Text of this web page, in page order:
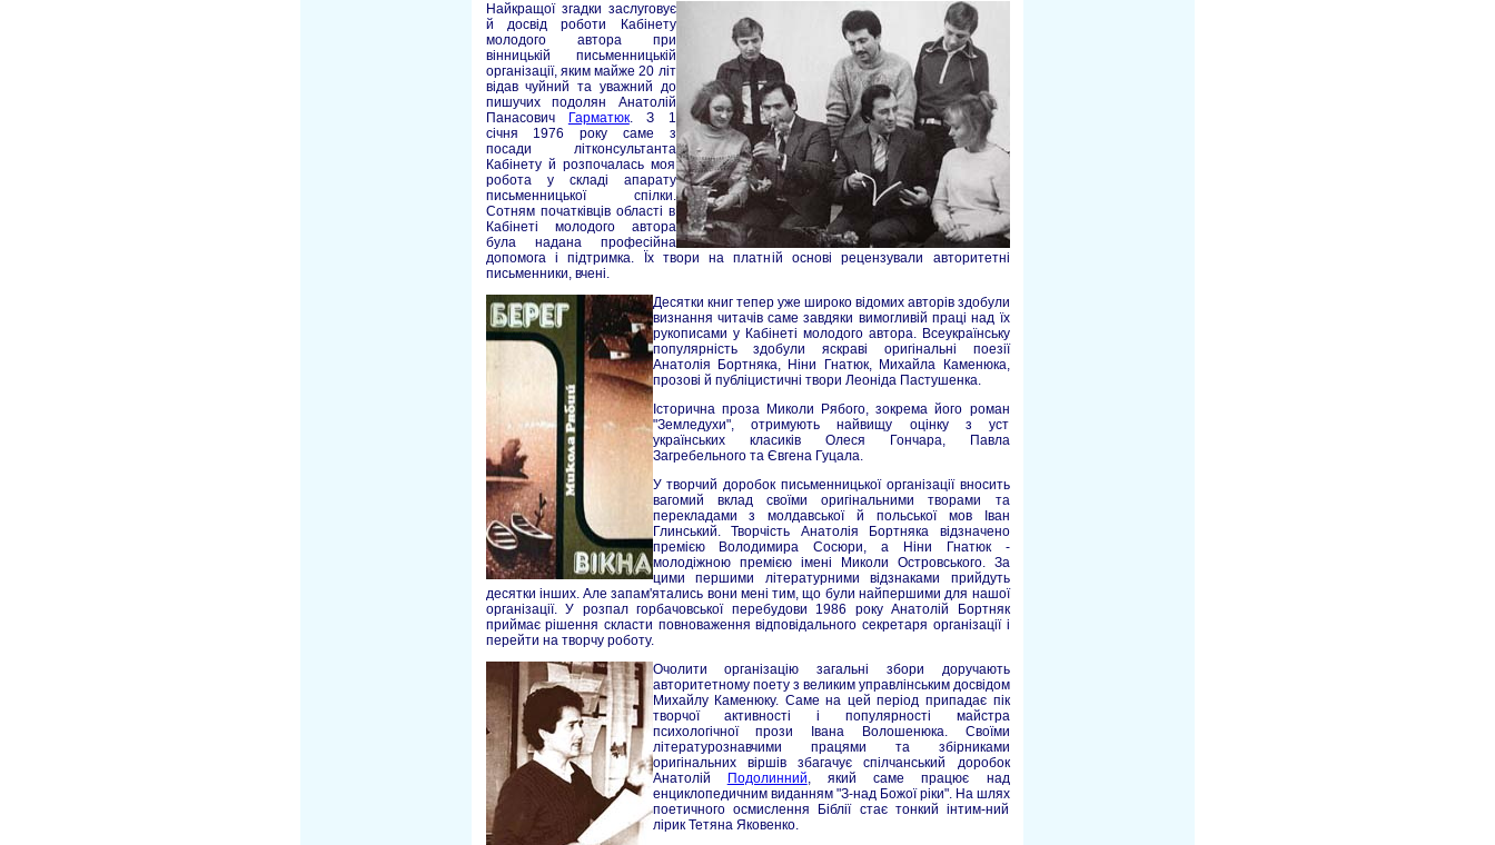
Найкращої згадки заслуговує
й досвід роботи Кабінету
молодого автора при
вінницькій письменницькій
організації, яким майже 20 літ
відав чуйний та уважний до
пишучих подолян Анатолій
Панасович
Гарматюк. З 1
січня 1976 року саме з
посади літконсультанта
Кабінету й розпочалась моя
робота у складі апарату
письменницької спілки.
Сотням початківців області в
Кабінеті молодого автора
була надана професійна
допомога і підтримка. Їх твори на платній основі рецензували авторитетні
письменники, вчені.
Десятки книг тепер уже широко відомих авторів здобули
визнання читачів саме завдяки вимогливій праці над їх
рукописами у Кабінеті молодого автора. Всеукраїнську
популярність здобули яскраві оригінальні поезії
Анатолія Бортняка, Ніни Гнатюк, Михайла Каменюка,
прозові й публіцистичні твори Леоніда Пастушенка.
Історична проза Миколи Рябого, зокрема його роман
"Земледухи", отримують найвищу оцінку з уст
українських класиків Олеся Гончара, Павла
Загребельного та Євгена Гуцала.
У творчий доробок письменницької організації вносить
вагомий вклад своїми оригінальними творами та
перекладами з молдавської й польської мов Іван
Глинський. Творчість Анатолія Бортняка відзначено
премією Володимира Сосюри, а Ніни Гнатюк -
молодіжною премією імені Миколи Островського. За
цими першими літературними відзнаками прийдуть
десятки інших. Але запам'ятались вони мені тим, що були найпершими для нашої
організації. У розпал горбачовської перебудови 1986 року Анатолій Бортняк
приймає рішення скласти повноваження відповідального секретаря організації і
перейти на творчу роботу.
Очолити організацію загальні збори доручають
авторитетному поету з великим управлінським досвідом
Михайлу Каменюку. Саме на цей період припадає пік
творчої активності і популярності майстра
психологічної прози Івана Волошенюка. Своїми
літературознавчими працями та збірниками
оригінальних віршів збагачує спілчанський доробок
Анатолій
Подолинний, який саме працює над
енциклопедичним виданням "З-над Божої ріки". На шлях
поетичного осмислення Біблії стає тонкий інтим-ний
лірик Тетяна Яковенко.